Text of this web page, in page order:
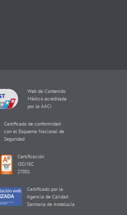
Web de Contenido
Médico acreditada
por la AACI
Certificado de conformidad
con el Esquema Nacional de
Seguridad
Certificación
ISO/IEC
27001
Certificado por la
Agencia de Calidad
Sanitaria de Andalucía